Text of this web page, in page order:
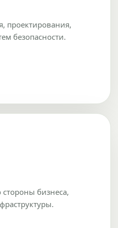
проектирования,
безопасности.
бизнеса,